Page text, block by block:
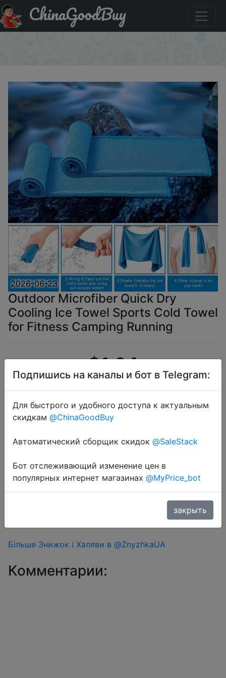
Купить по акции: Outdoor Microfiber Quick Dry Cooling
Ice Towel Sports Cold Towel for Fitness Camping Running
ChinaGoodBuy
2026-06-23
Outdoor Microfiber Quick Dry
Cooling Ice Towel Sports Cold Towel
for Fitness Camping Running
$1.64
Coins
Знижка монетками 73-94 Coins у додатку через
Більше Знижок і Халяви в @ZnyzhkaUA
Комментарии:
Подпишись на каналы и бот в Telegram:
Для быстрого и удобного доступа к актуальным
скидкам @ChinaGoodBuy
Автоматический сборщик скидок @SaleStack
Бот отслеживающий изменение цен в
популярных интернет магазинах @MyPrice_bot
закрыть